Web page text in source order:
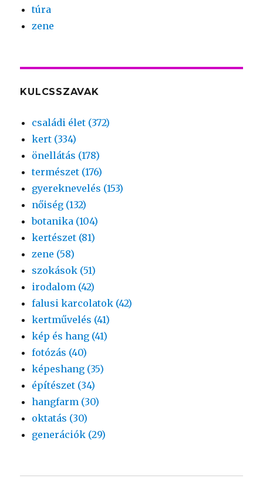
túra
zene
KULCSSZAVAK
családi élet (372)
kert (334)
önellátás (178)
természet (176)
gyereknevelés (153)
nőiség (132)
botanika (104)
kertészet (81)
zene (58)
szokások (51)
irodalom (42)
falusi karcolatok (42)
kertművelés (41)
kép és hang (41)
fotózás (40)
képeshang (35)
építészet (34)
hangfarm (30)
oktatás (30)
generációk (29)